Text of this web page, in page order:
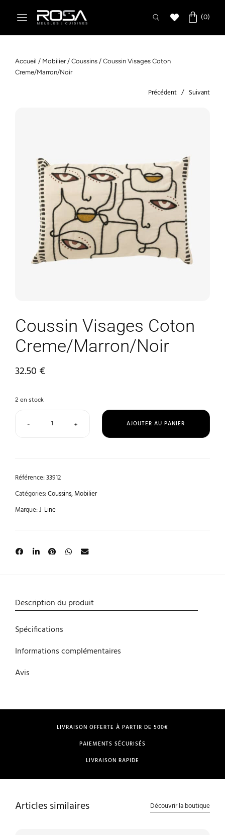
Accueil / Mobilier/ Coussins / Coussin Visages Coton
Creme/Marron/Noir
Précédent Suivant
Coussin Visages Coton
Creme/Marron/Noir
32.50 €
2 en stock
+
- AJOUTER AU PANIER
Référence:33912
Catégories:Coussins,Mobilier
Marque:J-Line
Description du produit
Spécifications
Informations complémentaires
Avis
LIVRAISON OFFERTE À PARTIR DE 500€
PAIEMENTS SÉCURISÉS
LIVRAISON RAPIDE
Articles similaires Découvrir la boutique